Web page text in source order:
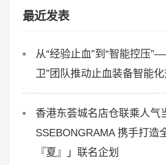
最近发表
从“经验止血”到“智能控压
卫”团队推动止血装备智能
香港东荟城名店仓联乘人气
SSEBONGRAMA 携手打造
『夏』」联名企划